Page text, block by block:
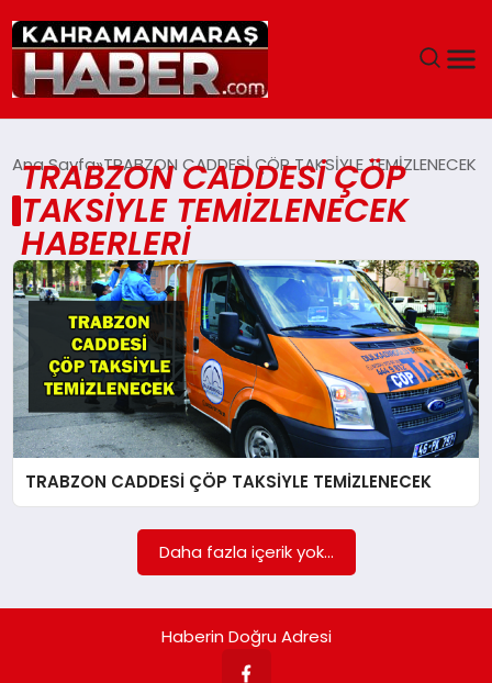
SIYASET
EĞITIM
EKONOMI
SAĞLIK
GENEL
SPOR
Ana Sayfa TRABZON CADDESİ ÇÖP TAKSİYLE TEMİZLENECEK
TRABZON CADDESİ ÇÖP
TAKSİYLE TEMİZLENECEK
HABERLERI
TRABZON CADDESİ ÇÖP TAKSİYLE TEMİZLENECEK
Daha fazla içerik yok...
Haberin Doğru Adresi